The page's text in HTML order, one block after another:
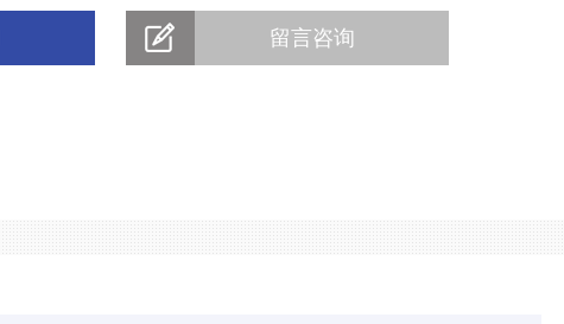
留言咨询